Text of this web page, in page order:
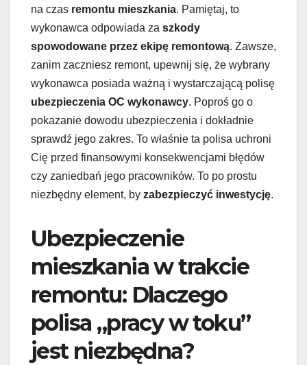
na czas remontu mieszkania. Pamiętaj, to
wykonawca odpowiada za szkody
spowodowane przez ekipę remontową. Zawsze,
zanim zaczniesz remont, upewnij się, że wybrany
wykonawca posiada ważną i wystarczającą polisę
ubezpieczenia OC wykonawcy. Poproś go o
pokazanie dowodu ubezpieczenia i dokładnie
sprawdź jego zakres. To właśnie ta polisa uchroni
Cię przed finansowymi konsekwencjami błędów
czy zaniedbań jego pracowników. To po prostu
niezbędny element, by zabezpieczyć inwestycję.
Ubezpieczenie
mieszkania w trakcie
remontu: Dlaczego
polisa „pracy w toku”
jest niezbędna?